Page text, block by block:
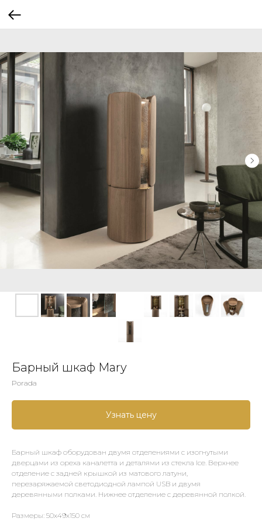
Барный шкаф Mary
Porada
Узнать цену
Барный шкаф оборудован двумя отделениями с изогнутыми
дверцами из ореха каналетта и деталями из стекла Ice. Верхнее
отделение с задней крышкой из матового латуни,
перезаряжаемой светодиодной лампой USB и двумя
деревянными полками. Нижнее отделение с деревянной полкой.
Размеры: 50х49х150 см